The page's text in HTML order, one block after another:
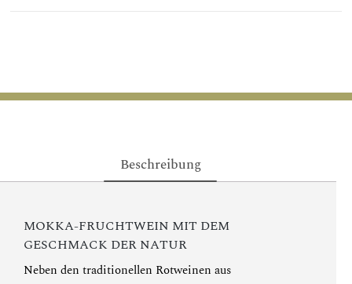
Beschreibung
MOKKA-FRUCHTWEIN MIT DEM
GESCHMACK DER NATUR
Neben den traditionellen Rotweinen aus